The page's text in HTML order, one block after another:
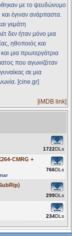
με το ψευδώνυμο
έγιναν ανάρπαστα.
γεμάτη
δεν ήταν μόνο μια
ηθοποιός και
μια πρωτεργάτρια
που αγωνιζόταν
σε μια
[cine.gr]
[iMDB link]
1722DLs
CMRG +
766DLs
299DLs
234DLs